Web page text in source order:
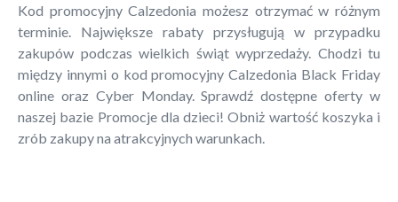
Kod promocyjny Calzedonia możesz otrzymać w różnym
terminie. Największe rabaty przysługują w przypadku
zakupów podczas wielkich świąt wyprzedaży. Chodzi tu
między innymi o kod promocyjny Calzedonia Black Friday
online oraz Cyber Monday. Sprawdź dostępne oferty w
naszej bazie Promocje dla dzieci! Obniż wartość koszyka i
zrób zakupy na atrakcyjnych warunkach.